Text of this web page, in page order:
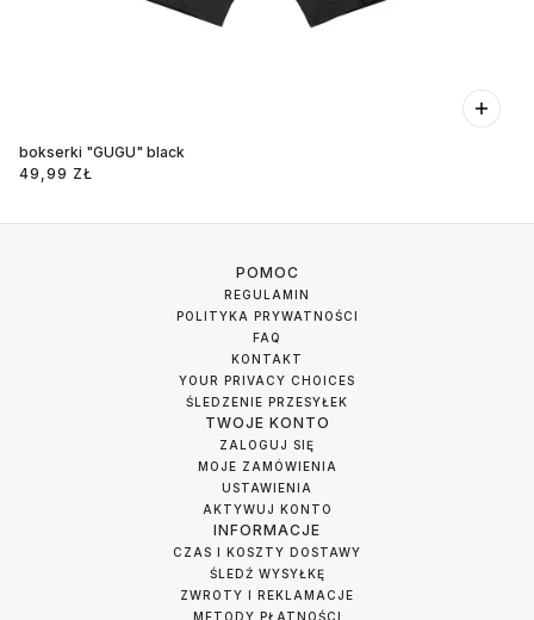
bokserki "GUGU" black
49,99 ZŁ
POMOC
REGULAMIN
POLITYKA PRYWATNOŚCI
FAQ
KONTAKT
YOUR PRIVACY CHOICES
ŚLEDZENIE PRZESYŁEK
TWOJE KONTO
ZALOGUJ SIĘ
MOJE ZAMÓWIENIA
USTAWIENIA
AKTYWUJ KONTO
INFORMACJE
CZAS I KOSZTY DOSTAWY
ŚLEDŹ WYSYŁKĘ
ZWROTY I REKLAMACJE
METODY PŁATNOŚCI